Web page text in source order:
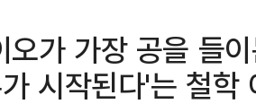
오가 가장 공을 들
시작된다'는 철학